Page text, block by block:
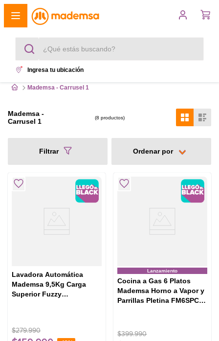
¿Qué estás buscando?
2 .
4. secadora
cocina 5 platos
Ingresa tu ubicación
Mademsa - Carrusel 1
Mademsa -
Carrusel 1
8 productos
Filtrar
Lavadora Automática
Mademsa 9,5Kg Carga
Superior Fuzzy
$279.990
Lanzamiento
Cocina a Gas 6 Platos
Mademsa Horno a Vapor y
Parrillas Pletina FM6SPC
$399.990